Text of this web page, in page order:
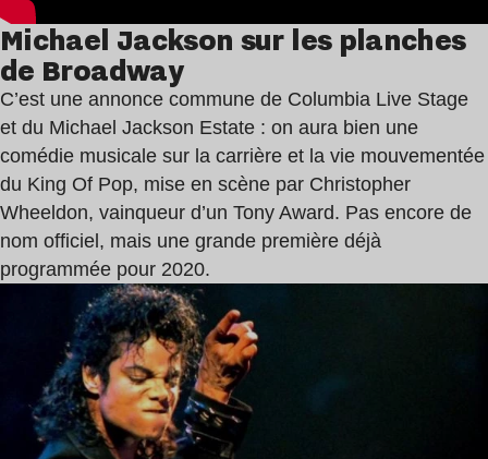
Michael Jackson sur les planches
de Broadway
C’est une annonce commune de Columbia Live Stage
et du Michael Jackson Estate : on aura bien une
comédie musicale sur la carrière et la vie mouvementée
du King Of Pop, mise en scène par Christopher
Wheeldon, vainqueur d’un Tony Award. Pas encore de
nom officiel, mais une grande première déjà
programmée pour 2020.